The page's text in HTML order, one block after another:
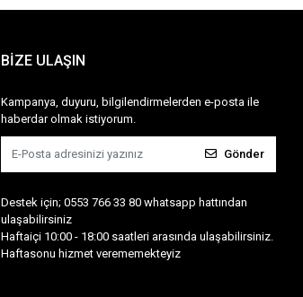
BİZE ULAŞIN
Kampanya, duyuru, bilgilendirmelerden e-posta ile
haberdar olmak istiyorum.
Gönder
Destek için; 0553 766 33 80 whatsapp hattından
ulaşabilirsiniz
Haftaiçi 10:00 - 18:00 saatleri arasında ulaşabilirsiniz.
Haftasonu hizmet verememekteyiz